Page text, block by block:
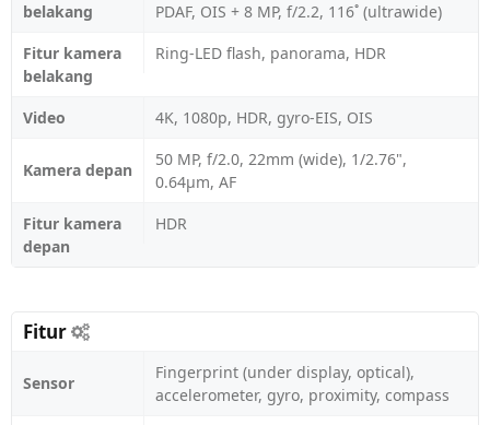
belakang
PDAF, OIS + 8 MP, f/2.2, 116˚ (ultrawide)
Fitur kamera
belakang
Ring-LED flash, panorama, HDR
Video 4K, 1080p, HDR, gyro-EIS, OIS
Kamera depan
50 MP, f/2.0, 22mm (wide), 1/2.76",
0.64µm, AF
Fitur kamera
depan
HDR
Fitur
Sensor
Fingerprint (under display, optical),
accelerometer, gyro, proximity, compass